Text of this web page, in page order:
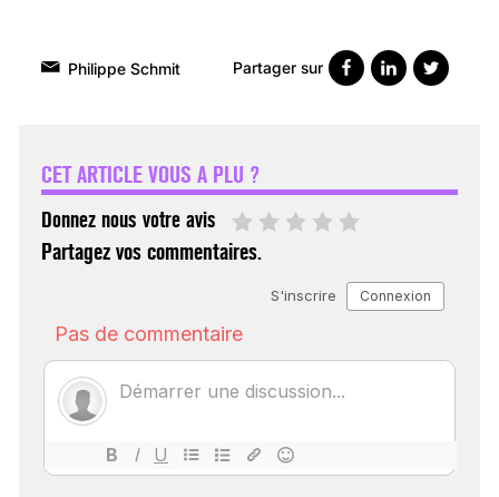
Philippe Schmit Partager sur
CET ARTICLE VOUS A PLU ?
Donnez nous votre avis
Partagez vos commentaires.
ÉCHO : DES IMAGES
POUR TOUTES LES
18 juil 2022